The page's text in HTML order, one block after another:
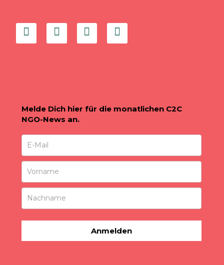
Melde Dich hier für die monatlichen C2C
NGO-News an.
Anmelden